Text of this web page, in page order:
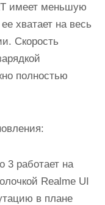
имеет меньшую
хватает на весь
Скорость
полностью
3 работает на
Realme UI
в плане